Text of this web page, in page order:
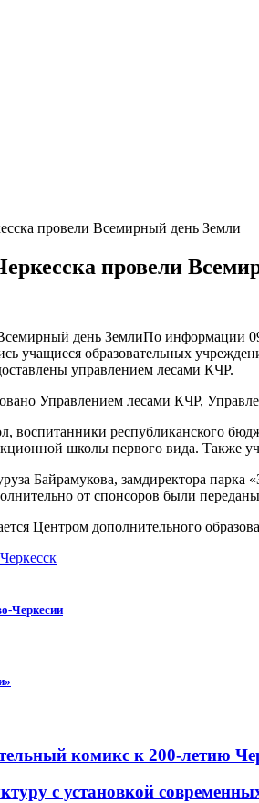
провели Всемирный день Земли
провели
По информации
учащиеся образовательных
управлением лесами КЧР.
Управлением лесами КЧР,
воспитанники республиканского
школы первого вида. Также
Байрамукова, замдиректора
от спонсоров были
Центром дополнительного
Черкесск
Черкесии
комикс к 200-летию
с установкой